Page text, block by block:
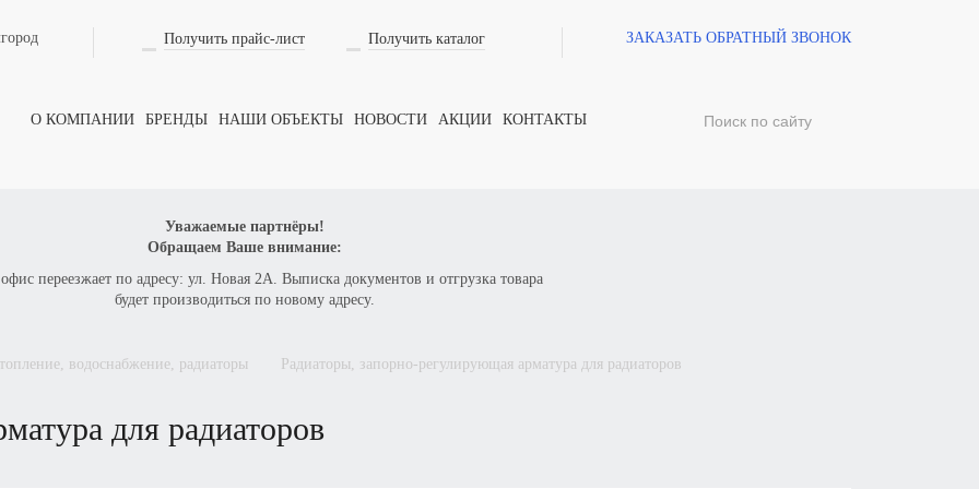
Получить прайс-лист Получить каталог ЗАКАЗАТЬ ОБРАТНЫЙ ЗВОНОК
О КОМПАНИИ БРЕНДЫ НАШИ ОБЪЕКТЫ НОВОСТИ АКЦИИ КОНТАКТЫ
Уважаемые партнёры!
Обращаем Ваше внимание:
переезжает по адресу: ул. Новая 2А. Выписка документов и отгрузка товара
будет производиться по новому адресу.
отопление, водоснабжение, радиаторы радиаторы, запорно-регулирующая арматура для радиаторов
для радиаторов
на товар
ТЕЛЕФОН